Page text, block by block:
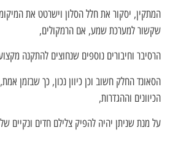
המתקין, יסקור את חלל הסלון וישרטט את
שקשור למערכת שמע, אם הרמקולים,
הרסיבר וחיבורים נוספים שנחוצים להתקנה
הסאונד החלק חשוב וכן כיוון נכון, כך שבזמן
הכיוונים וההגדרות,
על מנת שניתן יהיה להפיק צלילם חדים ונקיים